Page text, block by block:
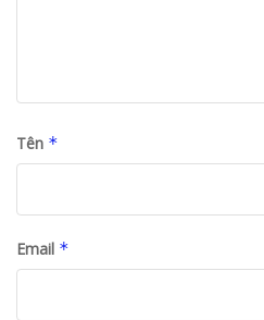
Tên *
Email *